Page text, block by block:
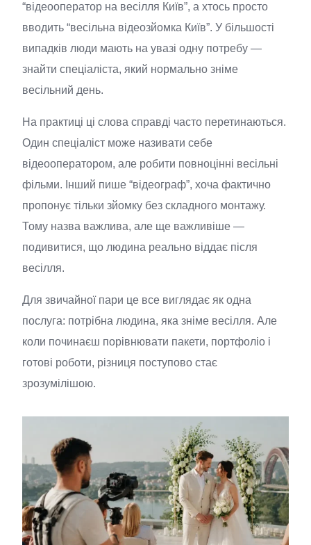
“відеооператор на весілля Київ”, а хтось просто
вводить “весільна відеозйомка Київ”. У більшості
випадків люди мають на увазі одну потребу —
знайти спеціаліста, який нормально зніме
весільний день.
На практиці ці слова справді часто перетинаються.
Один спеціаліст може називати себе
відеооператором, але робити повноцінні весільні
фільми. Інший пише “відеограф”, хоча фактично
пропонує тільки зйомку без складного монтажу.
Тому назва важлива, але ще важливіше —
подивитися, що людина реально віддає після
весілля.
Для звичайної пари це все виглядає як одна
послуга: потрібна людина, яка зніме весілля. Але
коли починаєш порівнювати пакети, портфоліо і
готові роботи, різниця поступово стає
зрозумілішою.